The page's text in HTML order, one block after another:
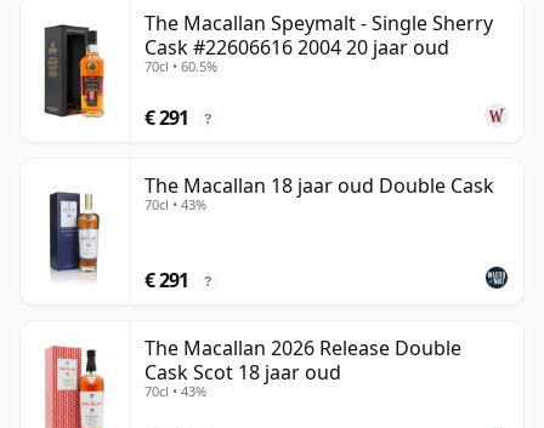
The Macallan Speymalt - Single Sherry
Cask #22606616 2004 20 jaar oud
70cl • 60.5%
€ 291 ?
The Macallan 18 jaar oud Double Cask
70cl • 43%
€ 291 ?
The Macallan 2026 Release Double
Cask Scot 18 jaar oud
70cl • 43%